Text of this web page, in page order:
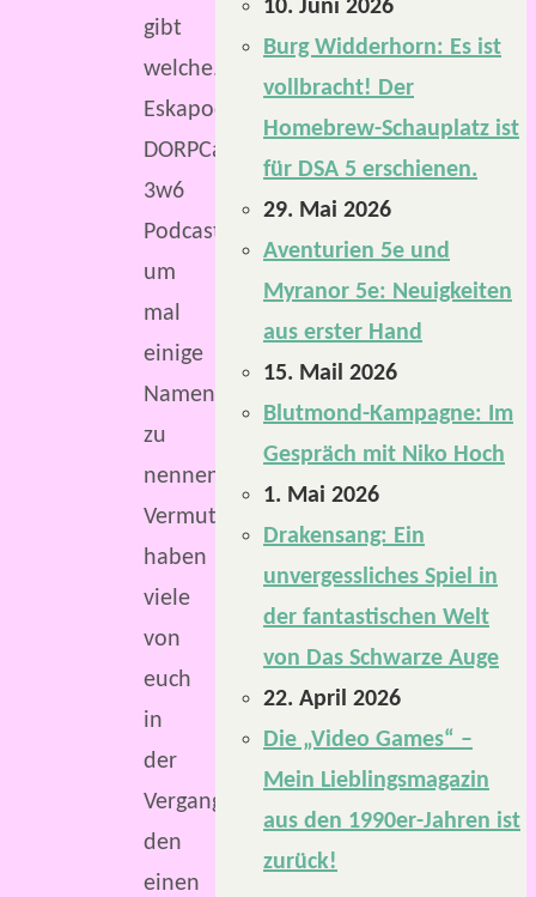
gibt
welche.
Eskapodcast,
DORPCast,
3w6
Podcast,
um
mal
einige
Namen
zu
nennen.
Vermutlich
haben
viele
von
euch
in
der
Vergangenheit
den
einen
10. Juni 2026
Burg Widderhorn: Es ist
vollbracht! Der
Homebrew-Schauplatz ist
für DSA 5 erschienen.
29. Mai 2026
Aventurien 5e und
Myranor 5e: Neuigkeiten
aus erster Hand
15. Mail 2026
Blutmond-Kampagne: Im
Gespräch mit Niko Hoch
1. Mai 2026
Drakensang: Ein
unvergessliches Spiel in
der fantastischen Welt
von Das Schwarze Auge
22. April 2026
Die „Video Games“ –
Mein Lieblingsmagazin
aus den 1990er-Jahren ist
zurück!